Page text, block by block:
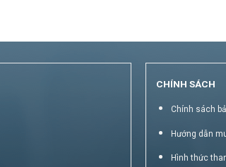
CHÍNH SÁCH
Chính sách
Hướng dẫn
Hình thức